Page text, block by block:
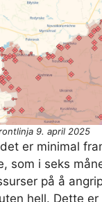
9. april 2025
er minimal
som i seks
på å
hell. Dette